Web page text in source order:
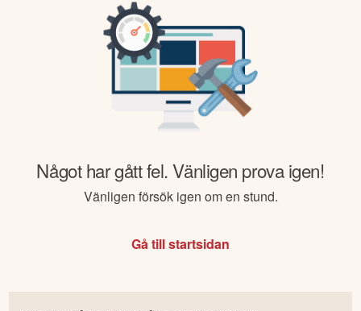
Något har gått fel. Vänligen prova igen!
Vänligen försök igen om en stund.
Gå till startsidan